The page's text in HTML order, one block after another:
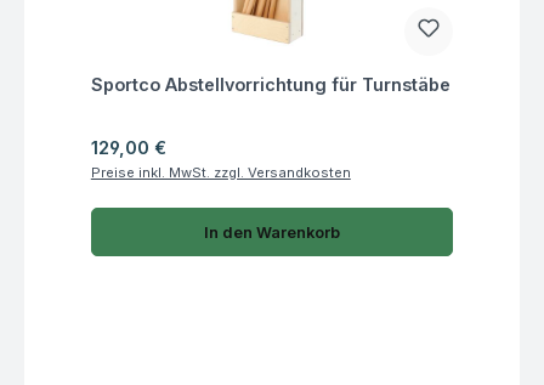
Fragen zum Artikel
Sportco Abstellvorrichtung für Turnstäbe
Regulärer Preis:
129,00 €
Preise inkl. MwSt. zzgl. Versandkosten
In den Warenkorb